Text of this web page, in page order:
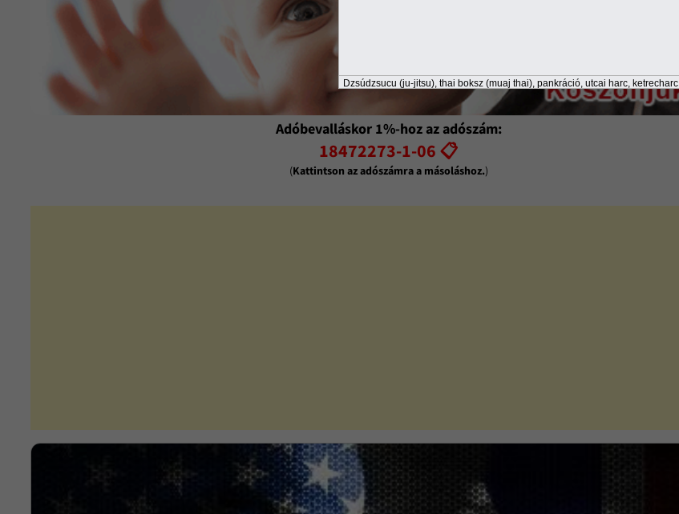
Dzsúdzsucu (ju-jitsu), thai boksz (muaj thai), pankráció, utcai harc, ketrecharc
Adóbevalláskor 1%-hoz az adószám:
18472273-1-06 📋
(Kattintson az adószámra a másoláshoz.)